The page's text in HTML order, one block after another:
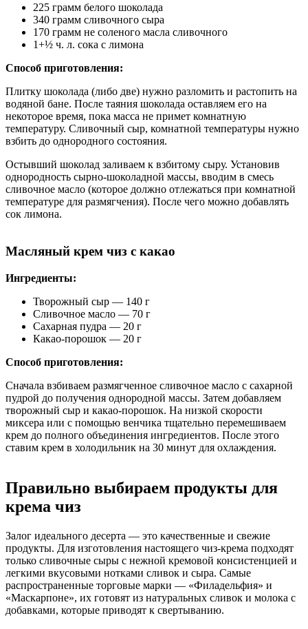
225 грамм белого шоколада
340 грамм сливочного сыра
170 грамм не соленого масла сливочного
1+½ ч. л. сока с лимона
Способ приготовления:
Плитку шоколада (либо две) нужно разломить и растопить на
водяной бане. После таяния шоколада оставляем его на
некоторое время, пока масса не примет комнатную
температуру. Сливочный сыр, комнатной температуры нужно
взбить до однородного состояния.
Остывший шоколад заливаем к взбитому сыру. Установив
однородность сырно-шоколадной массы, вводим в смесь
сливочное масло (которое должно отлежаться при комнатной
температуре для размягчения). После чего можно добавлять
сок лимона.
Масляный крем чиз с какао
Ингредиенты:
Творожный сыр — 140 г
Сливочное масло — 70 г
Сахарная пудра — 20 г
Какао-порошок — 20 г
Способ приготовления:
Сначала взбиваем размягченное сливочное масло с сахарной
пудрой до получения однородной массы. Затем добавляем
творожный сыр и какао-порошок. На низкой скорости
миксера или с помощью венчика тщательно перемешиваем
крем до полного объединения ингредиентов. После этого
ставим крем в холодильник на 30 минут для охлаждения.
Правильно выбираем продукты для
крема чиз
Залог идеального десерта — это качественные и свежие
продукты. Для изготовления настоящего чиз-крема подходят
только сливочные сыры с нежной кремовой консистенцией и
легкими вкусовыми нотками сливок и сыра. Самые
распространенные торговые марки — «Филадельфия» и
«Маскарпоне», их готовят из натуральных сливок и молока с
добавками, которые приводят к свертыванию.